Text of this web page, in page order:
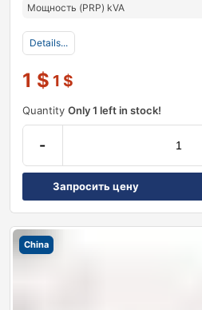
Мощность (PRP) kVA
Details...
1 $ 1 $
Quantity Only 1 left in stock!
-
Запросить цену
China